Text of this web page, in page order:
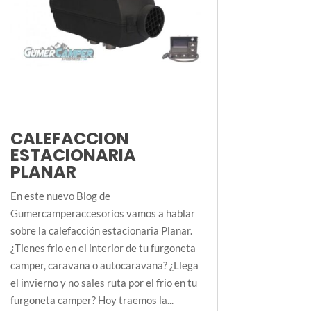
CALEFACCION
ESTACIONARIA
PLANAR
En este nuevo Blog de
Gumercamperaccesorios vamos a hablar
sobre la calefacción estacionaria Planar.
¿Tienes frio en el interior de tu furgoneta
camper, caravana o autocaravana? ¿Llega
el invierno y no sales ruta por el frio en tu
furgoneta camper? Hoy traemos la...